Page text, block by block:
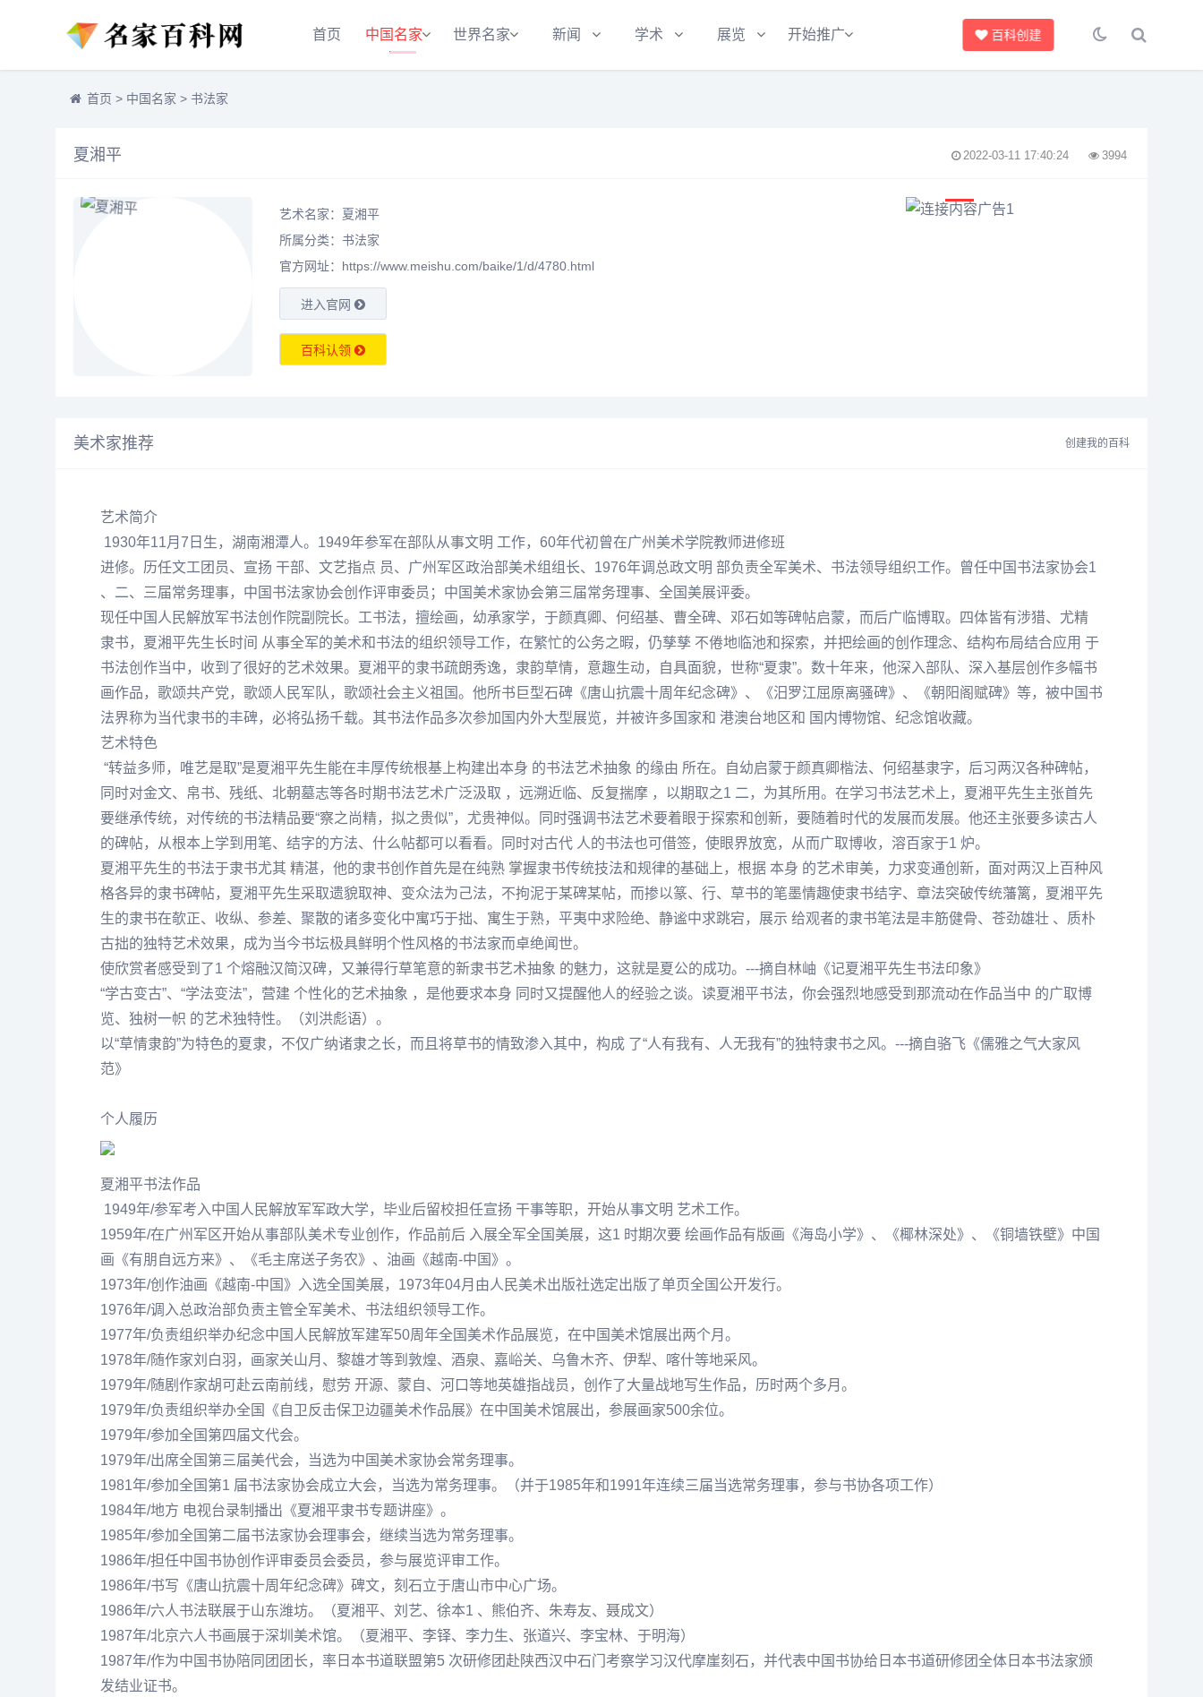
首页 中国名家 世界名家 新闻 学术 展览 开始推广 百科创建
首页 > 中国名家 > 书法家
夏湘平 2022-03-11 17:40:24 3994
艺术名家：夏湘平
所属分类： 书法家
官方网址：https://www.meishu.com/baike/1/d/4780.html
进入官网
百科认领
美术家推荐 创建我的百科
艺术简介
1930年11月7日生，湖南湘潭人。1949年参军在部队从事文明 工作，60年代初曾在广州美术学院教师进修班
进修。历任文工团员、宣扬 干部、 文艺指点 员、广州军区政治部美术组组长、1976年调总政文明 部负责全军美术、书法领导组织工作。曾任中国书法家协会1
、二、三届常务理事，中国书法家协会创作评审委员；中国美术家协会第三届常务理事、全国美展评委。
现任中国人民解放军书法创作院副院长。工书法，擅绘画，幼承家学，于颜真卿、 何绍基、曹全碑、 邓石如等碑帖启蒙，而后广临博取。四体皆有涉猎、尤精
隶书， 夏湘平先生长时间 从事全军的美术和书法的组织领导工作，在繁忙的公务之暇，仍孳孳 不倦地临池和探索，并把绘画的创作理念、结构布局结合应用 于
书法创作当中，收到了很好的艺术效果。 夏湘平的隶书疏朗秀逸，隶韵草情，意趣生动，自具面貌，世称“夏隶”。数十年来，他深入部队、深入基层创作多幅书
画作品，歌颂共产党，歌颂人民军队，歌颂社会主义祖国。他所书巨型石碑《唐山抗震十周年纪念碑》、《汨罗江屈原离骚碑》、《朝阳阁赋碑》等，被中国书
法界称为当代隶书的丰碑，必将弘扬千载。其书法作品多次参加国内外大型展览，并被许多国家和 港澳台地区和 国内博物馆、 纪念馆收藏。
艺术特色
“转益多师，唯艺是取”是夏湘平先生能在丰厚传统根基上构建出本身 的书法艺术抽象 的缘由 所在。自幼启蒙于颜真卿楷法、 何绍基隶字，后习两汉各种碑帖，
同时对金文、帛书、残纸、北朝墓志等各时期书法艺术广泛汲取 ，远溯近临、反复揣摩 ，以期取之1 二，为其所用。在学习书法艺术上， 夏湘平先生主张首先
要继承传统，对传统的书法精品要“察之尚精，拟之贵似”，尤贵神似。同时强调书法艺术要着眼于探索和创新，要随着时代的发展而发展。他还主张要多读古人
的碑帖，从根本上学到用笔、结字的方法、什么帖都可以看看。同时对古代 人的书法也可借签，使眼界放宽，从而广取博收，溶百家于1 炉。
夏湘平先生的书法于隶书尤其 精湛，他的隶书创作首先是在纯熟 掌握隶书传统技法和规律的基础上，根据 本身 的艺术审美，力求变通创新，面对两汉上百种风
格各异的隶书碑帖， 夏湘平先生采取遗貌取神、变众法为己法，不拘泥于某碑某帖，而掺以篆、行、草书的笔墨情趣使隶书结字、章法突破传统藩篱，夏湘平先
生的隶书在欹正、收纵、参差、聚散的诸多变化中寓巧于拙、寓生于熟，平夷中求险绝、静谧中求跳宕，展示 给观者的隶书笔法是丰筋健骨、苍劲雄壮 、质朴
古拙的独特艺术效果，成为当今书坛极具鲜明个性风格的书法家而卓绝闻世。
使欣赏者感受到了1 个熔融汉简汉碑，又兼得行草笔意的新隶书艺术抽象 的魅力，这就是夏公的成功。---摘自林岫《记夏湘平先生书法印象》
“学古变古”、“学法变法”，营建 个性化的艺术抽象 ，是他要求本身 同时又提醒他人的经验之谈。读夏湘平书法，你会强烈地感受到那流动在作品当中 的广取博
览、独树一帜 的艺术独特性。（刘洪彪语）。
以“草情隶韵”为特色的夏隶，不仅广纳诸隶之长，而且将草书的情致渗入其中，构成 了“人有我有、人无我有”的独特隶书之风。---摘自骆飞《儒雅之气大家风
范》
个人履历
夏湘平书法作品
1949年/参军考入中国人民解放军军政大学，毕业后留校担任宣扬 干事等职，开始从事文明 艺术工作。
1959年/在广州军区开始从事部队美术专业创作，作品前后 入展全军全国美展，这1 时期次要 绘画作品有版画《海岛小学》、《椰林深处》、《铜墙铁壁》中国
画《有朋自远方来》、《毛主席送子务农》、油画《越南-中国》。
1973年/创作油画《越南-中国》入选全国美展，1973年04月由人民美术出版社选定出版了单页全国公开发行。
1976年/调入总政治部负责主管全军美术、书法组织领导工作。
1977年/负责组织举办纪念中国人民解放军建军50周年全国美术作品展览，在中国美术馆展出两个月。
1978年/随作家刘白羽，画家关山月 、 黎雄才等到敦煌、酒泉、嘉峪关、乌鲁木齐、伊犁、喀什等地采风。
1979年/随剧作家胡可赴云南前线，慰劳 开源、蒙自、河口等地英雄指战员，创作了大量战地写生作品，历时两个多月。
1979年/负责组织举办全国《自卫反击保卫边疆美术作品展》在中国美术馆展出，参展画家500余位。
1979年/参加全国第四届文代会。
1979年/出席全国第三届美代会，当选为中国美术家协会常务理事。
1981年/参加全国第1 届书法家协会成立大会，当选为常务理事。（并于1985年和1991年连续三届当选常务理事，参与书协各项工作）
1984年/地方 电视台录制播出《夏湘平隶书专题讲座》。
1985年/参加全国第二届书法家协会理事会，继续当选为常务理事。
1986年/担任中国书协创作评审委员会委员，参与展览评审工作。
1986年/书写《唐山抗震十周年纪念碑》碑文，刻石立于唐山市中心广场。
1986年/六人书法联展于山东潍坊。（夏湘平、 刘艺、徐本1 、熊伯齐、朱寿友、聂成文）
1987年/北京六人书画展于深圳美术馆。（夏湘平、 李铎、李力生、 张道兴、 李宝林、 于明海）
1987年/作为中国书协陪同团团长，率日本书道联盟第5 次研修团赴陕西汉中石门考察学习汉代摩崖刻石，并代表中国书协给日本书道研修团全体日本书法家颁
发结业证书。